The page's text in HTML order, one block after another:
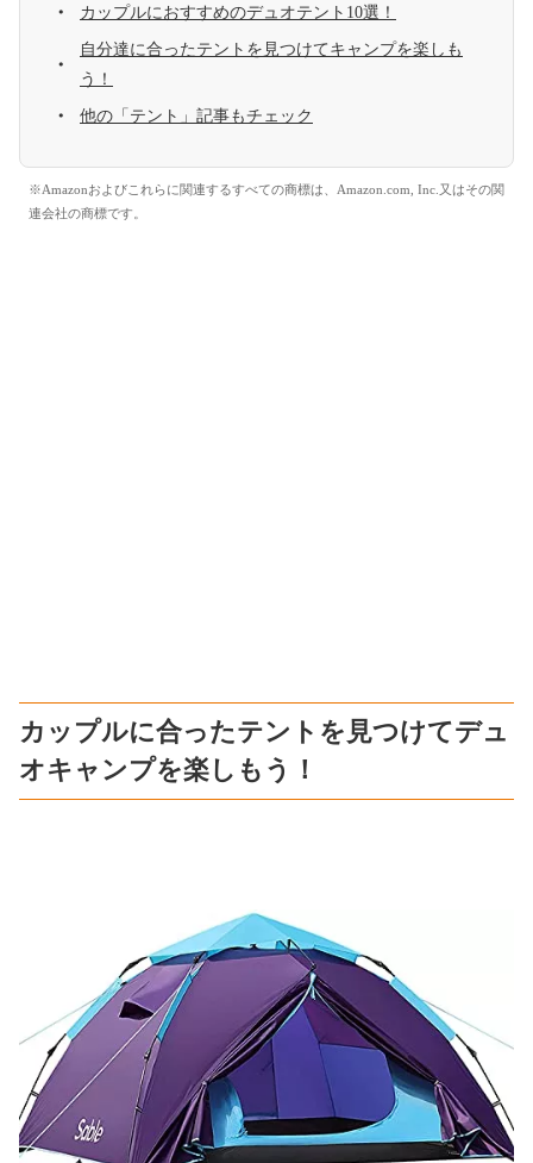
カップルにおすすめのデュオテント10選！
自分達に合ったテントを見つけてキャンプを楽しも
う！
他の「テント」記事もチェック
※Amazonおよびこれらに関連するすべての商標は、Amazon.com, Inc.又はその関
連会社の商標です。
カップルに合ったテントを見つけてデュ
オキャンプを楽しもう！